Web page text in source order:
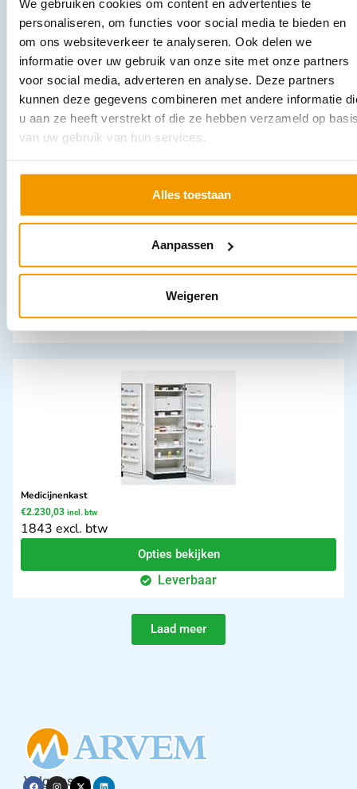
We gebruiken cookies om content en advertenties te
personaliseren, om functies voor social media te bieden en
om ons websiteverkeer te analyseren. Ook delen we
informatie over uw gebruik van onze site met onze partners
voor social media, adverteren en analyse. Deze partners
kunnen deze gegevens combineren met andere informatie
u aan ze heeft verstrekt of die ze hebben verzameld op
van uw gebruik van hun services.
Alles toestaan
Aanpassen
Weigeren
€152,46 incl. btw
126 excl. btw
Opties bekijken
378 excl. btw
In winkelwagen
Medicijnenkast
€2.230,03 incl. btw
1843 excl. btw
Opties bekijken
Leverbaar
Laad meer
Volg ons op